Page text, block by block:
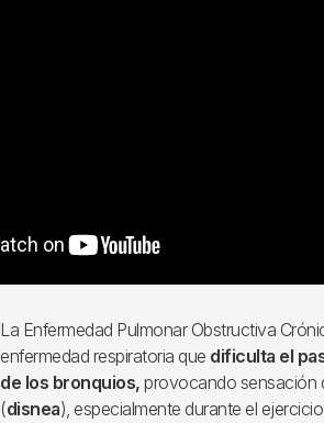
La Enfermedad Pulmonar Obstructiva
enfermedad respiratoria que dificulta el
de los bronquios, provocando sensación
(disnea), especialmente durante el